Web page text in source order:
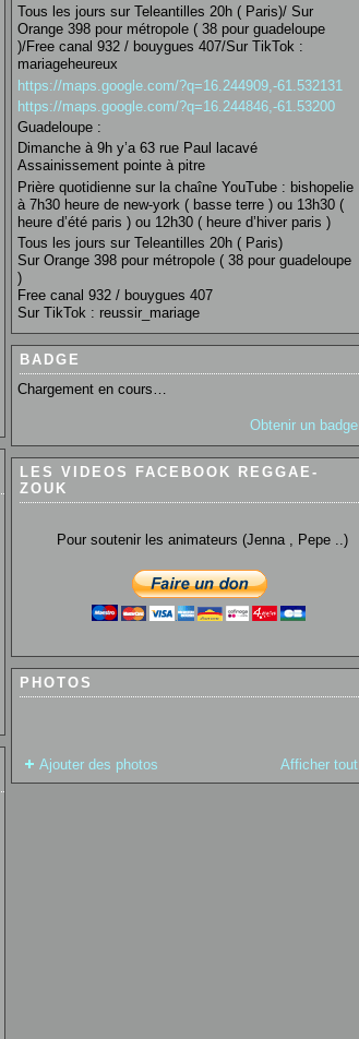
Tous les jours sur Teleantilles 20h ( Paris)/ Sur
Orange 398 pour métropole ( 38 pour guadeloupe
)/Free canal 932 / bouygues 407/Sur TikTok :
mariageheureux
https://maps.google.com/?q=16.244909,-61.532131
https://maps.google.com/?q=16.244846,-61.53200
Guadeloupe :
Dimanche à 9h y’a 63 rue Paul lacavé
Assainissement pointe à pitre
Prière quotidienne sur la chaîne YouTube : bishopelie
à 7h30 heure de new-york ( basse terre ) ou 13h30 (
heure d’été paris ) ou 12h30 ( heure d’hiver paris )
Tous les jours sur Teleantilles 20h ( Paris)
Sur Orange 398 pour métropole ( 38 pour guadeloupe
)
Free canal 932 / bouygues 407
Sur TikTok : reussir_mariage
BADGE
Chargement en cours…
Obtenir un badge
LES VIDEOS FACEBOOK REGGAE-
ZOUK
Pour soutenir les animateurs (Jenna , Pepe ..)
PHOTOS
Ajouter des photos Afficher tout